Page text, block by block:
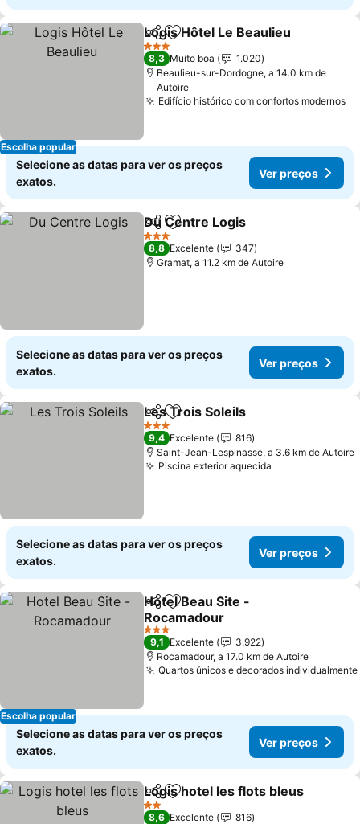
Escolha popular
PartilharAdicionar aos favoritos
Logis Hôtel Le Beaulieu
3 Estrelas
8,3 Muito boa
1.020
Beaulieu-sur-Dordogne, a 14.0 km de
Autoire
Edifício histórico com confortos modernos
Selecione as datas para ver os preços
exatos.
Ver preços
PartilharAdicionar aos favoritos
Du Centre Logis
3 Estrelas
8,8 Excelente
347
Gramat, a 11.2 km de Autoire
Selecione as datas para ver os preços
exatos.
Ver preços
PartilharAdicionar aos favoritos
Les Trois Soleils
3 Estrelas
9,4 Excelente
816
Saint-Jean-Lespinasse, a 3.6 km de Autoire
Piscina exterior aquecida
Selecione as datas para ver os preços
exatos.
Ver preços
Escolha popular
PartilharAdicionar aos favoritos
Hotel Beau Site -
Rocamadour
Ver preços
3 Estrelas
9,1 Excelente
3.922
Rocamadour, a 17.0 km de Autoire
Quartos únicos e decorados individualmente
Selecione as datas para ver os preços
exatos.
Ver preços
PartilharAdicionar aos favoritos
Logis hotel les flots bleus
2 Estrelas
8,6 Excelente
816